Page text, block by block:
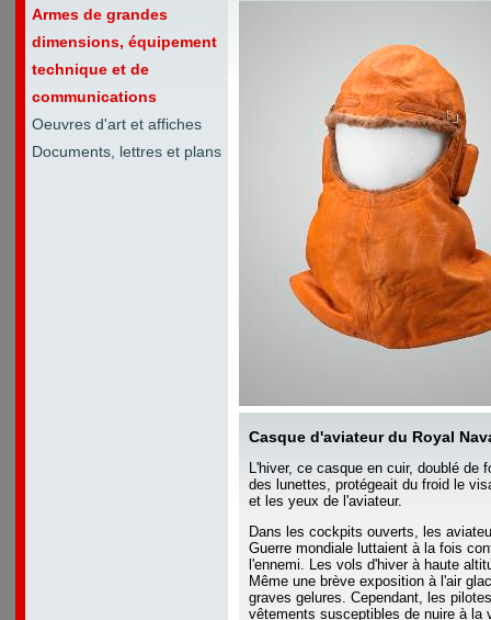
Armes de grandes
dimensions, équipement
technique et de
communications
Oeuvres d'art et affiches
Documents, lettres et plans
Casque d'aviateur du Royal
L'hiver, ce casque en cuir, doublé de
des lunettes, protégeait du froid le
et les yeux de l'aviateur.
Dans les cockpits ouverts, les
Guerre mondiale luttaient à la fois
l'ennemi. Les vols d'hiver à haute
Même une brève exposition à l'air
graves gelures. Cependant, les
vêtements susceptibles de nuire à la